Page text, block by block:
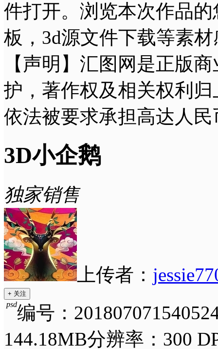
件打开。浏览本次作品
板，3d源文件下载等素
【声明】汇图网是正版
护，著作权及相关权利
依法被要求承担高达人
3D小企鹅
独家销售
上传者：
+ 关注
编号：
psd
144.18MB分辨率：300